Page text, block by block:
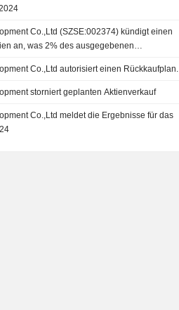
Co.,Ltd (SZSE:002374) kündigt einen
an, was 2% des ausgegebenen
Co.,Ltd autorisiert einen Rückkaufplan.
storniert geplanten Aktienverkauf
Co.,Ltd meldet die Ergebnisse für das